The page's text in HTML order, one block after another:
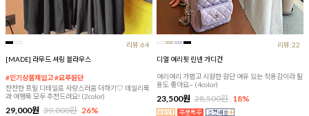
리뷰:64
[MADE] 라무드 셔링 블라우스
#인기상품재입고 #요루원단
잔잔한 프릴 디테일로 사랑스러움 더하기♡ 데일리룩
과 여행룩 모두 추천드려요! (2color)
29,000원 39,000원 26%
리뷰:22
디얼 여리핏 린넨 가디건
여리여리 가볍고 시원한 원단 여유 있는 착용감이라 활
용도 좋아요~ (4color)
23,500원 28,500원 18%